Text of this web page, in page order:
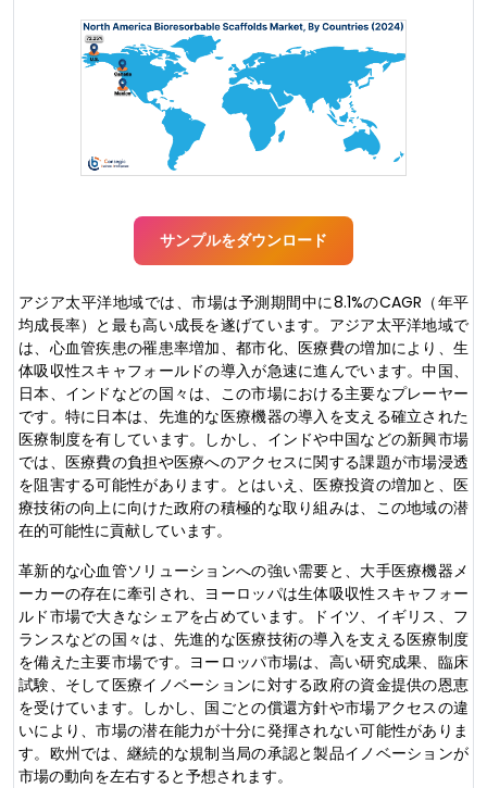
サンプルをダウンロード
アジア太平洋地域では、市場は予測期間中に8.1%のCAGR（年平
均成長率）と最も高い成長を遂げています。アジア太平洋地域で
は、心血管疾患の罹患率増加、都市化、医療費の増加により、生
体吸収性スキャフォールドの導入が急速に進んでいます。中国、
日本、インドなどの国々は、この市場における主要なプレーヤー
です。特に日本は、先進的な医療機器の導入を支える確立された
医療制度を有しています。しかし、インドや中国などの新興市場
では、医療費の負担や医療へのアクセスに関する課題が市場浸透
を阻害する可能性があります。とはいえ、医療投資の増加と、医
療技術の向上に向けた政府の積極的な取り組みは、この地域の潜
在的可能性に貢献しています。
革新的な心血管ソリューションへの強い需要と、大手医療機器メ
ーカーの存在に牽引され、ヨーロッパは生体吸収性スキャフォー
ルド市場で大きなシェアを占めています。ドイツ、イギリス、フ
ランスなどの国々は、先進的な医療技術の導入を支える医療制度
を備えた主要市場です。ヨーロッパ市場は、高い研究成果、臨床
試験、そして医療イノベーションに対する政府の資金提供の恩恵
を受けています。しかし、国ごとの償還方針や市場アクセスの違
いにより、市場の潜在能力が十分に発揮されない可能性がありま
す。欧州では、継続的な規制当局の承認と製品イノベーションが
市場の動向を左右すると予想されます。